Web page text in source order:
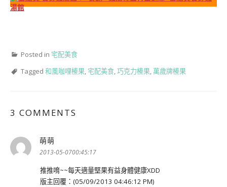
Posted in 宅配美食
Tagged 和風咖哩榛果, 宅配美食,巧克力榛果,萬歲牌榛果
3 COMMENTS
萌萌
示:
2013-05-0700:45:17
推推唷~~每天適量堅果有益身體健康XDD
版主回覆：(05/09/2013 04:46:12 PM)